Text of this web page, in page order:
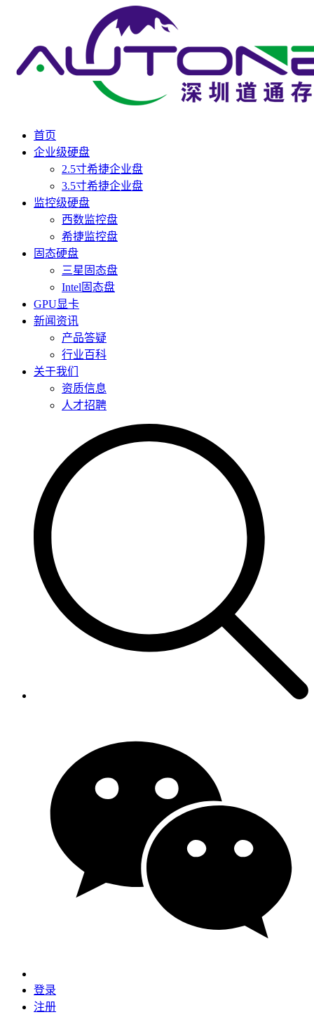
首页
企业级硬盘
2.5寸希捷企业盘
3.5寸希捷企业盘
监控级硬盘
西数监控盘
希捷监控盘
固态硬盘
三星固态盘
Intel固态盘
GPU显卡
新闻资讯
产品答疑
行业百科
关于我们
资质信息
人才招聘
登录
注册